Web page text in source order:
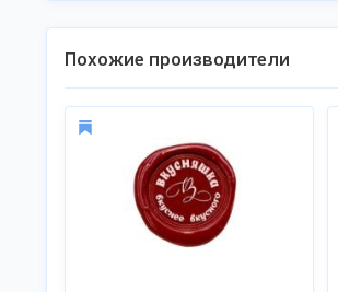
Похожие производители